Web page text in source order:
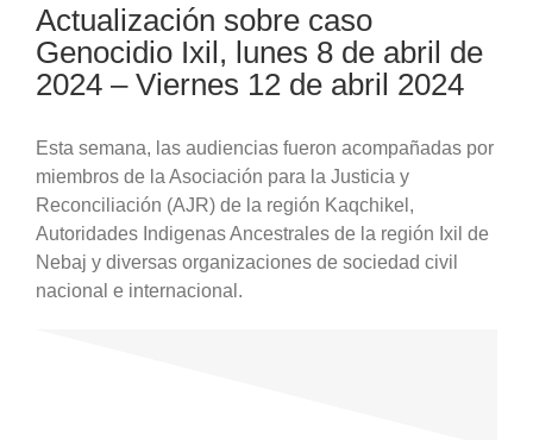
Actualización sobre caso
Genocidio Ixil, lunes 8 de abril de
2024 – Viernes 12 de abril 2024
Esta semana, las audiencias fueron acompañadas por
miembros de la Asociación para la Justicia y
Reconciliación (AJR) de la región Kaqchikel,
Autoridades Indigenas Ancestrales de la región Ixil de
Nebaj y diversas organizaciones de sociedad civil
nacional e internacional.